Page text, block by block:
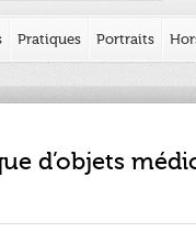
Pratiques Portraits
d’objets